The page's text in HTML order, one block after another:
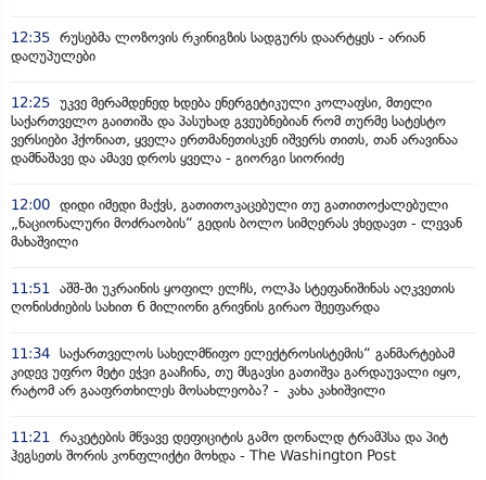
12:35 რუსებმა ლოზოვის რკინიგზის სადგურს დაარტყეს - არიან
დაღუპულები
12:25 უკვე მერამდენედ ხდება ენერგეტიკული კოლაფსი, მთელი
საქართველო გაითიშა და პასუხად გვეუბნებიან რომ თურმე სატესტო
ვერსიები ჰქონიათ, ყველა ერთმანეთისკენ იშვერს თითს, თან არავინაა
დამნაშავე და ამავე დროს ყველა - გიორგი სიორიძე
12:00 დიდი იმედი მაქვს, გათითოკაცებული თუ გათითოქალებული
„ნაციონალური მოძრაობის“ გედის ბოლო სიმღერას ვხედავთ - ლევან
მახაშვილი
11:51
აშშ-ში უკრაინის ყოფილ ელჩს, ოლჰა სტეფანიშინას აღკვეთის
ღონისძიების სახით 6 მილიონი გრივნის გირაო შეეფარდა
11:34 საქართველოს სახელმწიფო ელექტროსისტემის“ განმარტებამ
კიდევ უფრო მეტი ეჭვი გააჩინა, თუ მსგავსი გათიშვა გარდაუვალი იყო,
რატომ არ გააფრთხილეს მოსახლეობა? - კახა კახიშვილი
11:21
რაკეტების მწვავე დეფიციტის გამო დონალდ ტრამპსა და პიტ
ჰეგსეთს შორის კონფლიქტი მოხდა - The Washington Post